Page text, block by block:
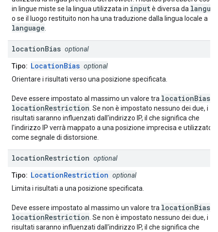
in lingue miste se la lingua utilizzata in inputè diversa da
o se il luogo restituito non ha una traduzione dalla lingua locale a
language.
locationBias optional
Tipo: LocationBias optional
Orientare i risultati verso una posizione specificata.
Deve essere impostato al massimo un valore tra locationBias
locationRestriction. Se non è impostato nessuno dei due, i
risultati saranno influenzati dall'indirizzo IP, il che significa che
l'indirizzo IP verrà mappato a una posizione imprecisa e utilizzato
come segnale di distorsione.
locationRestriction optional
Tipo: LocationRestriction optional
Limita i risultati a una posizione specificata.
Deve essere impostato al massimo un valore tra locationBias
locationRestriction. Se non è impostato nessuno dei due, i
risultati saranno influenzati dall'indirizzo IP, il che significa che